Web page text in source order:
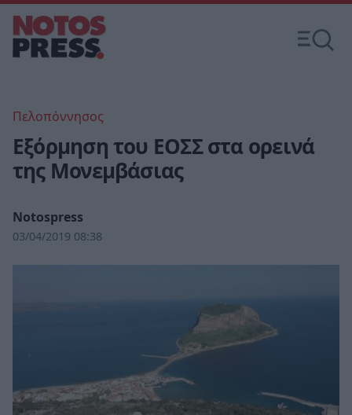
Πελοπόννησος
Εξόρμηση του ΕΟΣΣ στα ορεινά
της Μονεμβάσιας
Notospress
03/04/2019 08:38